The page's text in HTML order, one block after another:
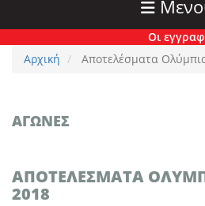
Οι εγγραφές για
Αρχική
Αποτελέσματα
ΑΓΏΝΕΣ
ΑΠΟΤΕΛΈΣΜΑΤΑ
2018